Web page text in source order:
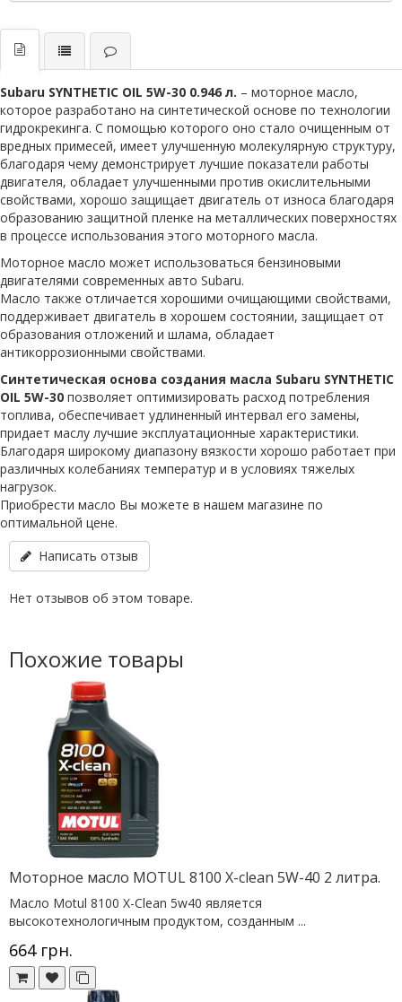
Subaru SYNTHETIC OIL 5W-30 0.946 л. – моторное масло,
которое разработано на синтетической основе по технологии
гидрокрекинга. С помощью которого оно стало очищенным от
вредных примесей, имеет улучшенную молекулярную структуру,
благодаря чему демонстрирует лучшие показатели работы
двигателя, обладает улучшенными против окислительными
свойствами, хорошо защищает двигатель от износа благодаря
образованию защитной пленке на металлических поверхностях
в процессе использования этого моторного масла.
Моторное масло может использоваться бензиновыми
двигателями современных авто Subaru.
Масло также отличается хорошими очищающими свойствами,
поддерживает двигатель в хорошем состоянии, защищает от
образования отложений и шлама, обладает
антикоррозионными свойствами.
Синтетическая основа создания масла Subaru SYNTHETIC
OIL 5W-30 позволяет оптимизировать расход потребления
топлива, обеспечивает удлиненный интервал его замены,
придает маслу лучшие эксплуатационные характеристики.
Благодаря широкому диапазону вязкости хорошо работает при
различных колебаниях температур и в условиях тяжелых
нагрузок.
Приобрести масло Вы можете в нашем магазине по
оптимальной цене.
Написать отзыв
Нет отзывов об этом товаре.
Похожие товары
Моторное масло MOTUL 8100 X-clean 5W-40 2 литра.
Масло Motul 8100 X-Clean 5w40 является
высокотехнологичным продуктом, созданным ...
664 грн.